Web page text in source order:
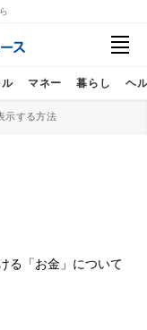
マネー 暮らし ヘ
示する方法
る「お金」について